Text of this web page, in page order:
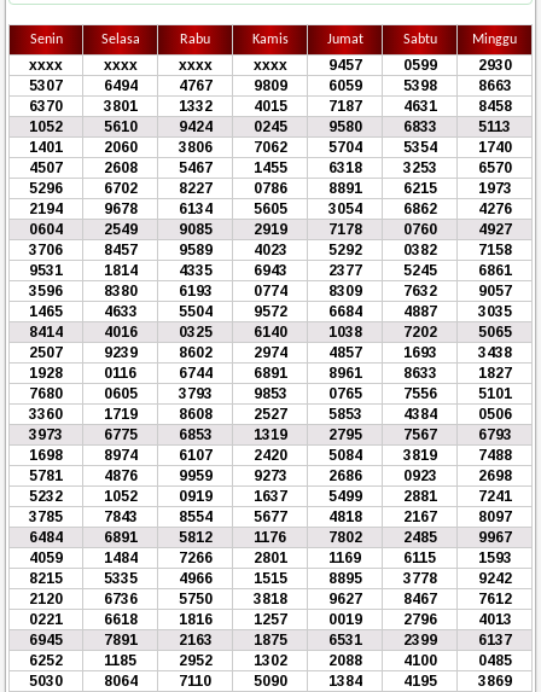
Senin Selasa Rabu Kamis Jumat Sabtu Minggu
xxxx xxxx xxxx xxxx 9457 0599
2930
5307
6494 4767 9809 6059 5398
8663
6370
3801 1332 4015 7187 4631
8458
1052
5610 9424 0245 9580 6833
5113
1401
2060 3806 7062 5704 5354
1740
4507
2608 5467 1455 6318 3253
6570
5296
6702 8227 0786 8891 6215
1973
2194
9678 6134 5605 3054 6862
4276
0604
2549 9085 2919 7178 0760
4927
3706
8457 9589 4023 5292 0382
7158
9531
1814 4335 6943 2377 5245
6861
3596
8380 6193 0774 8309 7632
9057
1465
4633 5504 9572 6684 4887
3035
8414
4016 0325 6140 1038 7202
5065
2507
9239 8602 2974 4857 1693
3438
1928
0116 6744 6891 8961 8633
1827
7680
0605 3793 9853 0765 7556
5101
3360
1719 8608 2527 5853 4384
0506
3973
6775 6853 1319 2795 7567
6793
1698
8974 6107 2420 5084 3819
7488
5781
4876 9959 9273 2686 0923
2698
5232
1052 0919 1637 5499 2881
7241
3785
7843 8554 5677 4818 2167
8097
6484
6891 5812 1176 7802 2485
9967
4059
1484 7266 2801 1169 6115
1593
8215
5335 4966 1515 8895 3778
9242
2120
6736 5750 3818 9627 8467
7612
0221
6618 1816 1257 0019 2796
4013
6945
7891 2163 1875 6531 2399
6137
6252
1185 2952 1302 2088 4100
0485
5030
8064 7110 5090 1384 4195 3869